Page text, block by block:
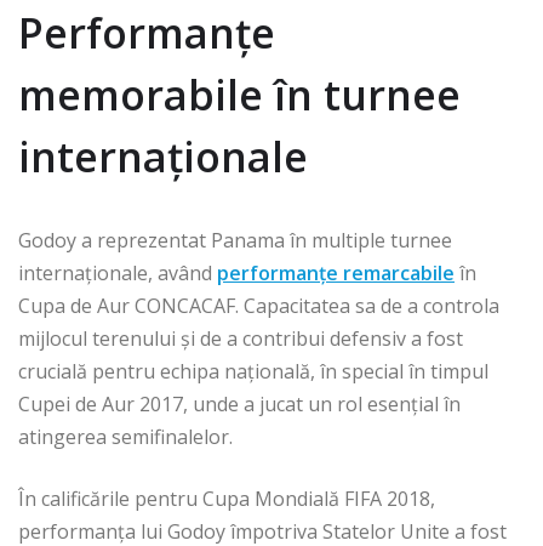
Performanțe
memorabile în turnee
internaționale
Godoy a reprezentat Panama în multiple turnee
internaționale, având performanțe remarcabile în
Cupa de Aur CONCACAF. Capacitatea sa de a controla
mijlocul terenului și de a contribui defensiv a fost
crucială pentru echipa națională, în special în timpul
Cupei de Aur 2017, unde a jucat un rol esențial în
atingerea semifinalelor.
În calificările pentru Cupa Mondială FIFA 2018,
performanța lui Godoy împotriva Statelor Unite a fost